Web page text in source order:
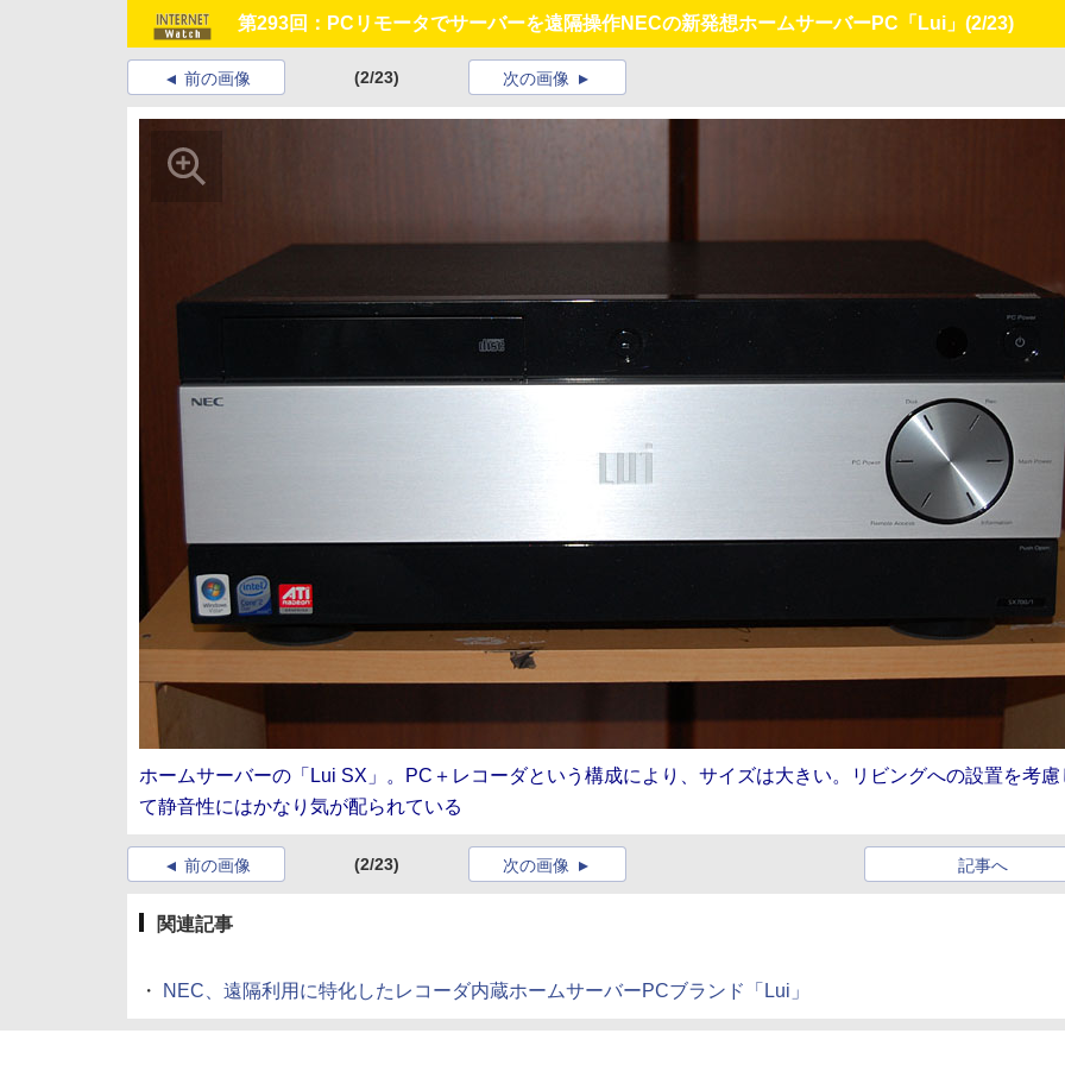
第293回：PCリモータでサーバーを遠隔操作NECの新発想ホームサーバーPC「Lui」 (2/23)
前の画像 (2/23) 次の画像
ホームサーバーの「Lui SX」。PC＋レコーダという構成により、サイズは大きい。リビングへの設置を考慮
て静音性にはかなり気が配られている
前の画像 (2/23) 記事へ
次の画像
関連記事
・ NEC、遠隔利用に特化したレコーダ内蔵ホームサーバーPCブランド「Lui」